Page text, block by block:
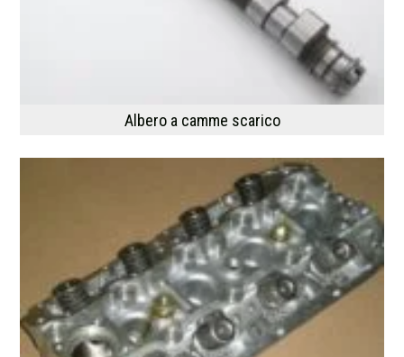
Albero a camme scarico